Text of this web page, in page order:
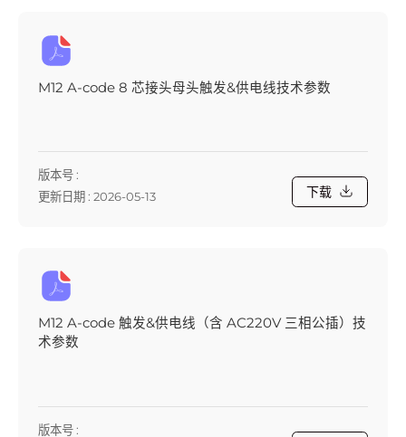
M12 A-code 8 芯接头母头触发&供电线技术参数
版本号 :
更新日期 : 2026-05-13
下载
M12 A-code 触发&供电线（含 AC220V 三相公插）技
术参数
版本号 :